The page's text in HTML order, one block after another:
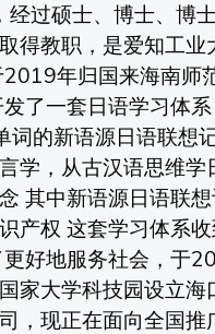
过硕士、博士、博
得教职，是爱知工业
年归国来海南师
了一套日语学习体
词的新语源日语联想
学，从古汉语思维学
其中新语源日语联
产权 这套学习体系
好地服务社会，于
家大学科技园设立海
，现正在面向全国推